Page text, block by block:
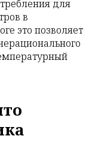
для
в
это позволяет